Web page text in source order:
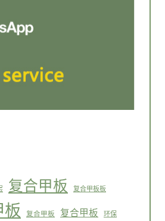
复合甲板 复合甲板板
板 复合甲板 复合甲板 环保